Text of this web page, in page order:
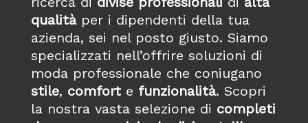
qualitàper i dipendenti della tua
azienda, sei nel posto giusto. Siamo
specializzati nell’offrire soluzioni di
moda professionale che coniugano
stile, comfort e funzionalità. Scopri
la nostra vasta selezione di completi